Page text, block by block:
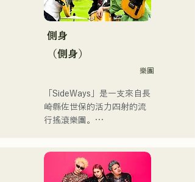
Hannibal Halloween Music
Festival ,sunset live2019、
鷹祭Summer Boostイベン
トステージにも出演。MCと
cup2019 Public viewing、競
輪日本一ダービーの場内ア
ナウンス、ラグビー女子日
本代表世界大会スタジアム
滑走屋場内アナウンス、ク
リスマスアドベント、イス
コンセプトは、「等身大の
ままで。僕とあなたのため
の音楽を。」気持ちが落ち
まう時こそ聴いてほしい。
自分自身も迷いや葛藤を抱
作り物ではなく、ありのま
まの感情や言葉をそのまま
音楽にしている。
2024年10月より音楽活動を
福岡を中心にブッキングラ
側身
（側身）
樂團
「SideWays」是一支來自長
崎縣佐世保的活力四射的流
行搖滾樂團。
EP《夢戰夜》，並開啟了全
國巡迴演出。